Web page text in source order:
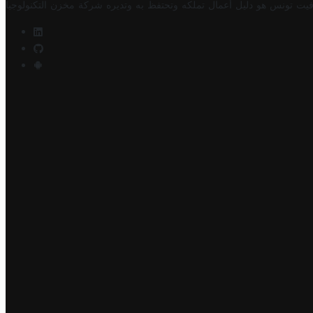
تونس هو دليل أعمال تملكه وتحتفظ به وتديره شركة مخزن التكنولوجيا